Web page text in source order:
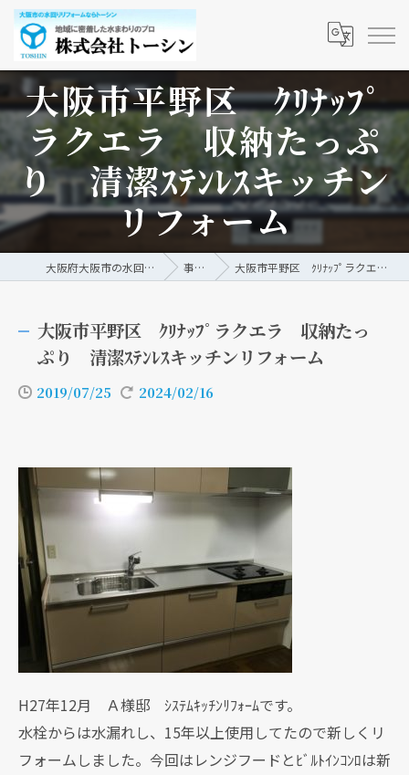
大阪市平野区 ｸﾘﾅｯﾌﾟ
ラクエラ 収納たっぷ
り 清潔ｽﾃﾝﾚｽキッチン
リフォーム
大阪府大阪市の水回りリフォームなら株式会社トーシン 事例/ブログ 大阪市平野区 ｸﾘﾅｯﾌﾟラクエラ 収納たっぷり 清潔ｽﾃﾝﾚｽキッチンリフォーム
大阪市平野区 ｸﾘﾅｯﾌﾟラクエラ 収納たっ
ぷり 清潔ｽﾃﾝﾚｽキッチンリフォーム
2019/07/25 2024/02/16
H27年12月 Ａ様邸 ｼｽﾃﾑｷｯﾁﾝﾘﾌｫｰﾑです。
水栓からは水漏れし、15年以上使用してたので新しくリ
フォームしました。今回はレンジフードとﾋﾞﾙﾄｲﾝｺﾝﾛは新